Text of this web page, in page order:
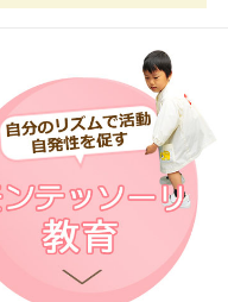
ゼントが
の上に乗
声があが
かしたい